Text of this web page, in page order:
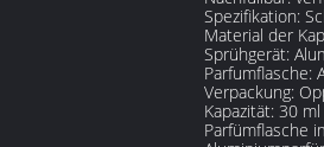
Spezifikation:
Material der
Sprühgerät:
Parfumflasche:
Verpackung:
Kapazität: 30 ml
Parfümflasche